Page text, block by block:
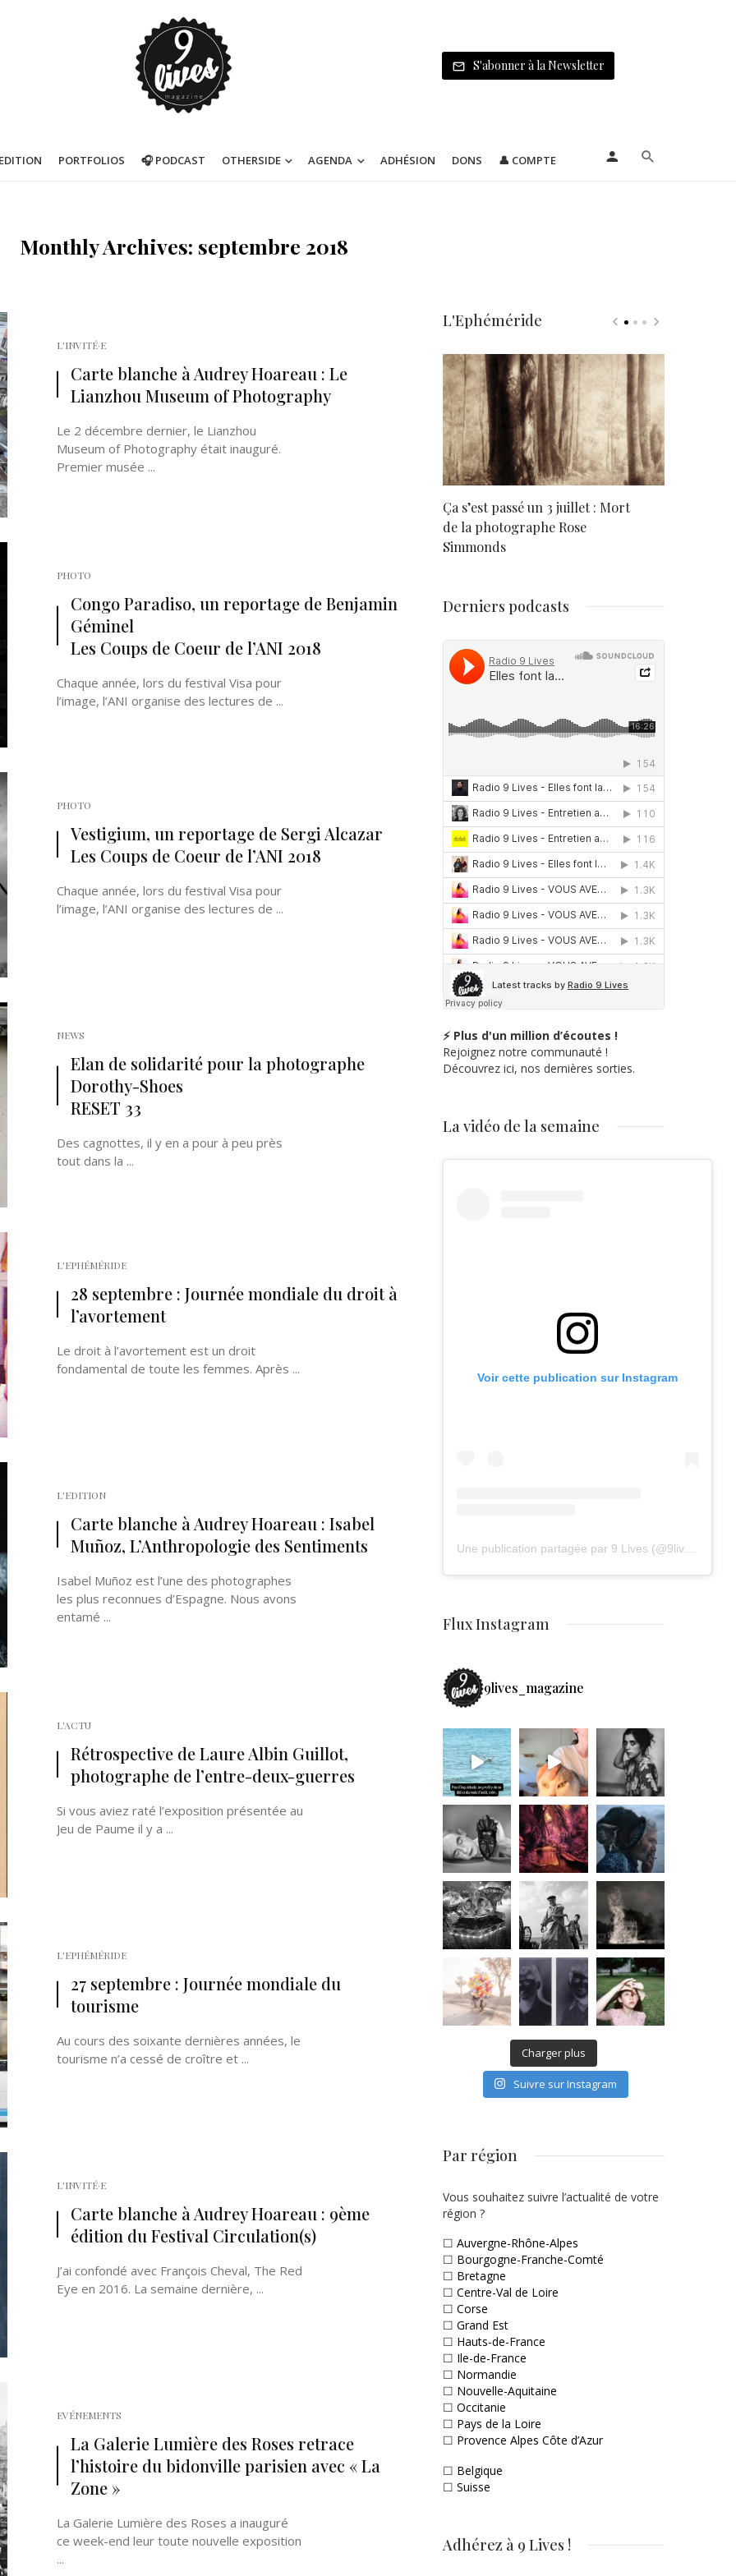
S'abonner à la Newsletter
PORTFOLIOS 🎧 PODCAST OTHERSIDE AGENDA ADHÉSION DONS 👤 COMPTE
Monthly Archives: septembre 2018
L'INVITÉ·E
Carte blanche à Audrey Hoareau : Le
Lianzhou Museum of Photography
Le 2 décembre dernier, le Lianzhou
Museum of Photography était inauguré.
Premier musée ...
PHOTO
Congo Paradiso, un reportage de Benjamin
Géminel
Les Coups de Coeur de l’ANI 2018
Chaque année, lors du festival Visa pour
l’image, l’ANI organise des lectures de ...
PHOTO
Vestigium, un reportage de Sergi Alcazar
Les Coups de Coeur de l’ANI 2018
Chaque année, lors du festival Visa pour
l’image, l’ANI organise des lectures de ...
NEWS
Elan de solidarité pour la photographe
Dorothy-Shoes
RESET 33
Des cagnottes, il y en a pour à peu près
tout dans la ...
L'EPHÉMÉRIDE
28 septembre : Journée mondiale du droit à
l’avortement
Le droit à l’avortement est un droit
fondamental de toute les femmes. Après ...
L'EDITION
Carte blanche à Audrey Hoareau : Isabel
Muñoz, L’Anthropologie des Sentiments
Isabel Muñoz est l’une des photographes
les plus reconnues d’Espagne. Nous avons
entamé ...
L'ACTU
Rétrospective de Laure Albin Guillot,
photographe de l’entre-deux-guerres
Si vous aviez raté l’exposition présentée au
Jeu de Paume il y a ...
L'EPHÉMÉRIDE
27 septembre : Journée mondiale du
tourisme
Au cours des soixante dernières années, le
tourisme n’a cessé de croître et ...
L'INVITÉ·E
Carte blanche à Audrey Hoareau : 9ème
édition du Festival Circulation(s)
J’ai confondé avec François Cheval, The Red
Eye en 2016. La semaine dernière, ...
EVÉNEMENTS
La Galerie Lumière des Roses retrace
l’histoire du bidonville parisien avec « La
Zone »
La Galerie Lumière des Roses a inauguré
ce week-end leur toute nouvelle exposition
...
L'Ephéméride
Né un 2 juillet : André Kertész
Ça s’est passé un 3 juillet : Mort
de la photographe Rose
Simmonds
Derniers podcasts
⚡ Plus d'un million d’écoutes !
Rejoignez notre communauté !
Découvrez ici, nos dernières sorties.
La vidéo de la semaine
Voir cette publication sur Instagram
Flux Instagram
9lives_magazine
Charger plus
Suivre sur Instagram
Par région
Vous souhaitez suivre l’actualité de votre
région ?
☐ Auvergne-Rhône-Alpes
☐ Bourgogne-Franche-Comté
☐ Bretagne
☐ Centre-Val de Loire
☐ Corse
☐ Grand Est
☐ Hauts-de-France
☐ Ile-de-France
☐ Normandie
☐ Nouvelle-Aquitaine
☐ Occitanie
☐ Pays de la Loire
☐ Provence Alpes Côte d’Azur
☐ Belgique
☐ Suisse
Adhérez à 9 Lives !